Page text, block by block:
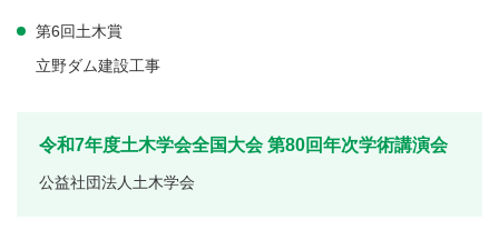
第6回土木賞
立野ダム建設工事
令和7年度土木学会全国大会 第80回年次学術講演会
公益社団法人土木学会